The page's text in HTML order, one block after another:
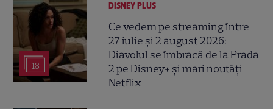
18
DISNEY PLUS
Ce vedem pe streaming între
27 iulie și 2 august 2026:
Diavolul se îmbracă de la Prada
2 pe Disney+ și mari noutăți
Netflix